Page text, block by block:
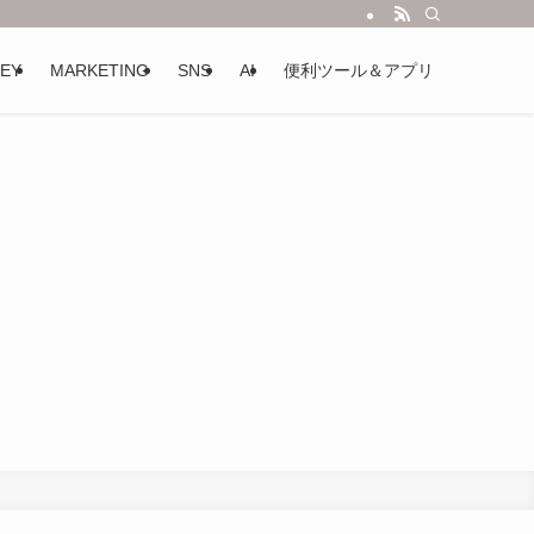
MARKETING SNS AI 便利ツール＆アプリ